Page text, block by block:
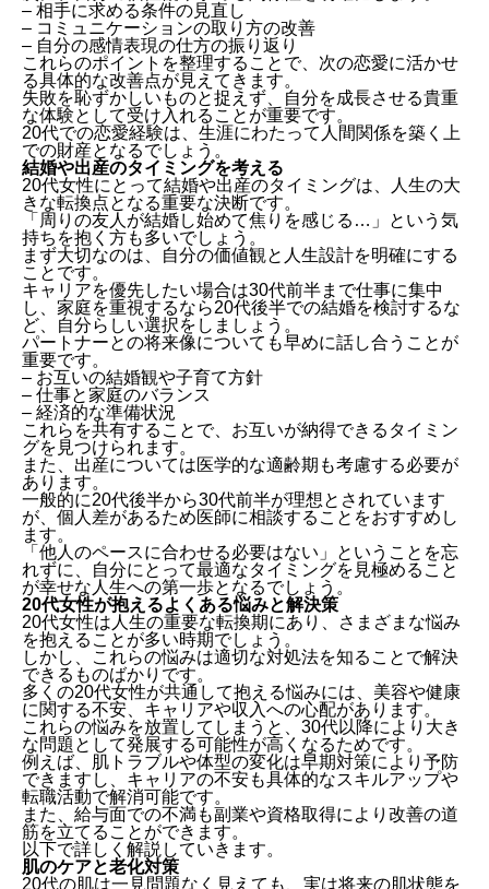
– 相手に求める条件の見直し
– コミュニケーションの取り方の改善
– 自分の感情表現の仕方の振り返り
これらのポイントを整理することで、次の恋愛に活かせ
る具体的な改善点が見えてきます。
失敗を恥ずかしいものと捉えず、自分を成長させる貴重
な体験として受け入れることが重要です。
20代での恋愛経験は、生涯にわたって人間関係を築く上
での財産となるでしょう。
結婚や出産のタイミングを考える
20代女性にとって結婚や出産のタイミングは、人生の大
きな転換点となる重要な決断です。
「周りの友人が結婚し始めて焦りを感じる…」という気
持ちを抱く方も多いでしょう。
まず大切なのは、自分の価値観と人生設計を明確にする
ことです。
キャリアを優先したい場合は30代前半まで仕事に集中
し、家庭を重視するなら20代後半での結婚を検討するな
ど、自分らしい選択をしましょう。
パートナーとの将来像についても早めに話し合うことが
重要です。
– お互いの結婚観や子育て方針
– 仕事と家庭のバランス
– 経済的な準備状況
これらを共有することで、お互いが納得できるタイミン
グを見つけられます。
また、出産については医学的な適齢期も考慮する必要が
あります。
一般的に20代後半から30代前半が理想とされています
が、個人差があるため医師に相談することをおすすめし
ます。
「他人のペースに合わせる必要はない」ということを忘
れずに、自分にとって最適なタイミングを見極めること
が幸せな人生への第一歩となるでしょう。
20代女性が抱えるよくある悩みと解決策
20代女性は人生の重要な転換期にあり、さまざまな悩み
を抱えることが多い時期でしょう。
しかし、これらの悩みは適切な対処法を知ることで解決
できるものばかりです。
多くの20代女性が共通して抱える悩みには、美容や健康
に関する不安、キャリアや収入への心配があります。
これらの悩みを放置してしまうと、30代以降により大き
な問題として発展する可能性が高くなるためです。
例えば、肌トラブルや体型の変化は早期対策により予防
できますし、キャリアの不安も具体的なスキルアップや
転職活動で解消可能です。
また、給与面での不満も副業や資格取得により改善の道
筋を立てることができます。
以下で詳しく解説していきます。
肌のケアと老化対策
20代の肌は一見問題なく見えても、実は将来の肌状態を